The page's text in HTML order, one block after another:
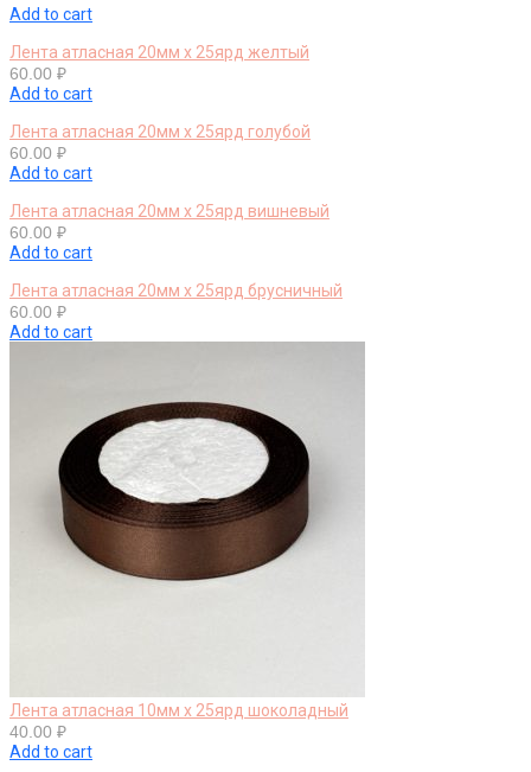
Add to cart
Лента атласная 20мм х 25ярд желтый
60.00 ₽
Add to cart
Лента атласная 20мм х 25ярд голубой
60.00 ₽
Add to cart
Лента атласная 20мм х 25ярд вишневый
60.00 ₽
Add to cart
Лента атласная 20мм х 25ярд брусничный
60.00 ₽
Add to cart
Лента атласная 10мм х 25ярд шоколадный
40.00 ₽
Add to cart